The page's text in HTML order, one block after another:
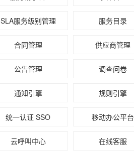
SLA服务级别管理 服务目录
合同管理 供应商管理
公告管理 调查问卷
通知引擎 规则引擎
统一认证 SSO 移动办公平台
云呼叫中心 在线客服